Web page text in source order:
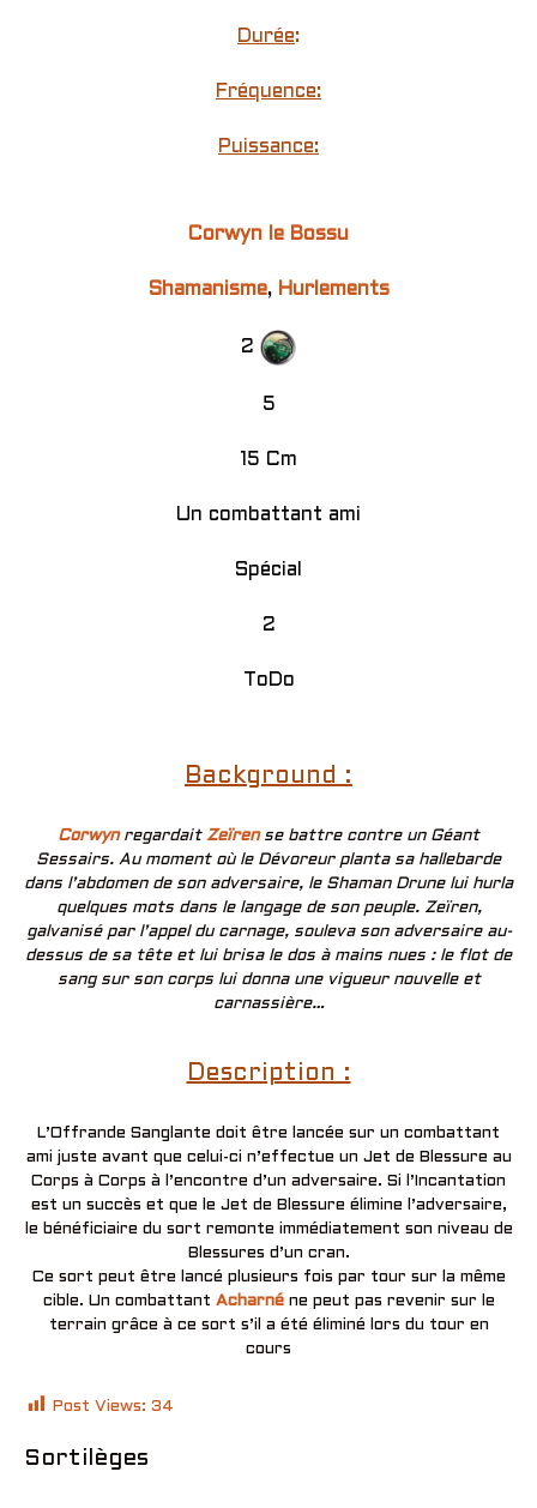
Durée:
Fréquence:
Puissance:
Corwyn le Bossu
Shamanisme, Hurlements
2
5
15 Cm
Un combattant ami
Spécial
2
ToDo
Background :
Corwynregardait Zeïrense battre contre un Géant
Sessairs. Au moment où le Dévoreur planta sa hallebarde
dans l’abdomen de son adversaire, le Shaman Drune lui hurla
quelques mots dans le langage de son peuple. Zeïren,
galvanisé par l’appel du carnage, souleva son adversaire au-
dessus de sa tête et lui brisa le dos à mains nues : le flot de
sang sur son corps lui donna une vigueur nouvelle et
carnassière…
Description :
L’Offrande Sanglante doit être lancée sur un combattant
ami juste avant que celui-ci n’effectue un Jet de Blessure au
Corps à Corps à l’encontre d’un adversaire. Si l’Incantation
est un succès et que le Jet de Blessure élimine l’adversaire,
le bénéficiaire du sort remonte immédiatement son niveau de
Blessures d’un cran.
Ce sort peut être lancé plusieurs fois par tour sur la même
cible. Un combattant Acharnéne peut pas revenir sur le
terrain grâce à ce sort s’il a été éliminé lors du tour en
cours
Post Views: 34
Sortilèges